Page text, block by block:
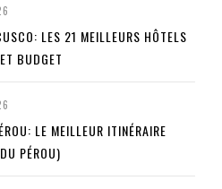
LES 21 MEILLEURS HÔTELS
BUDGET
LE MEILLEUR ITINÉRAIRE
PÉROU)